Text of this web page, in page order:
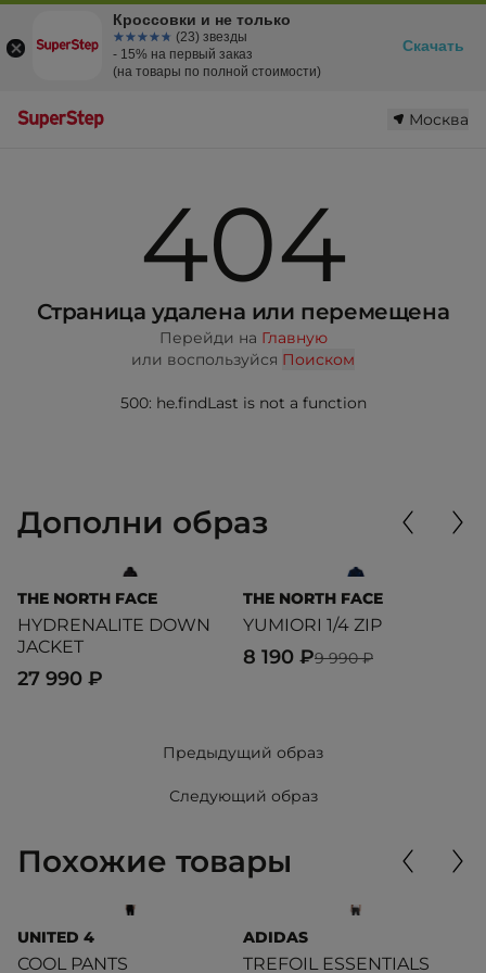
Москва
404
Страница удалена или перемещена
Перейди на Главную
или воспользуйся Поиском
500: he.findLast is not a function
Дополни образ
THE NORTH FACE
HYDRENALITE DOWN
JACKET
27 990 ₽
THE NORTH FACE
YUMIORI 1/4 ZIP
9 990 ₽
8 190 ₽
Предыдущий образ
Следующий образ
Похожие товары
UNITED 4
COOL PANTS
ADIDAS
TREFOIL ESSENTIALS
Кроссовки и не только
☆☆☆☆☆
★★★★★ (23) звезды
- 15% на первый заказ
(на товары по полной стоимости)
Скачать